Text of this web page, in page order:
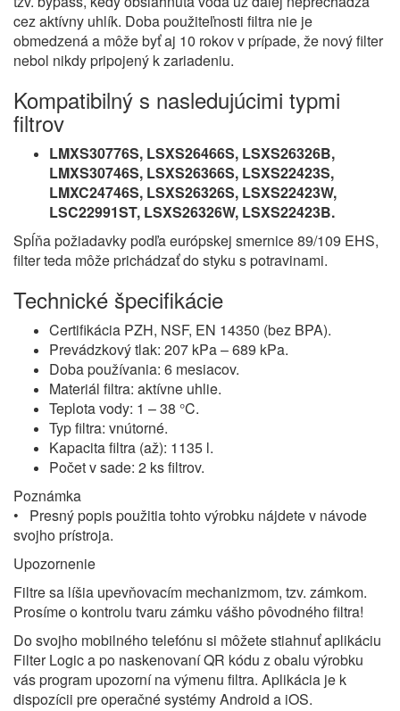
cez aktívny uhlík. Doba použiteľnosti filtra nie je
obmedzená a môže byť aj 10 rokov v prípade, že nový filter
nebol nikdy pripojený k zariadeniu.
Kompatibilný s nasledujúcimi typmi
filtrov
LMXS30776S, LSXS26466S, LSXS26326B,
LMXS30746S, LSXS26366S, LSXS22423S,
LMXC24746S, LSXS26326S, LSXS22423W,
LSC22991ST, LSXS26326W, LSXS22423B.
Spĺňa požiadavky podľa európskej smernice 89/109 EHS,
filter teda môže prichádzať do styku s potravinami.
Technické špecifikácie
Certifikácia PZH, NSF, EN 14350 (bez BPA).
Prevádzkový tlak: 207 kPa – 689 kPa.
Doba používania: 6 mesiacov.
Materiál filtra: aktívne uhlie.
Teplota vody: 1 – 38 °C.
Typ filtra: vnútorné.
Kapacita filtra (až): 1135 l.
Počet v sade: 2 ks filtrov.
Poznámka
• Presný popis použitia tohto výrobku nájdete v návode
svojho prístroja.
Upozornenie
Filtre sa líšia upevňovacím mechanizmom, tzv. zámkom.
Prosíme o kontrolu tvaru zámku vášho pôvodného filtra!
Do svojho mobilného telefónu si môžete stiahnuť aplikáciu
Filter Logic a po naskenovaní QR kódu z obalu výrobku
vás program upozorní na výmenu filtra. Aplikácia je k
dispozícii pre operačné systémy Android a iOS.